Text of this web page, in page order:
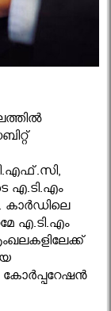
കാര്‍ഡിലെ
എ.ടി.എം